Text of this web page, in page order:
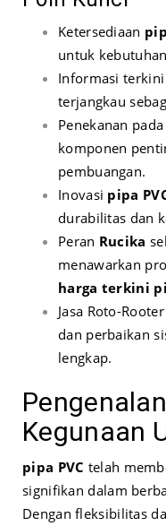
Ketersediaan
untuk
Informasi
terjangkau
Penekanan pada
komponen
pembuangan.
Inovasi pipa
durabilitas dan
Peran Rucika
menawarkan
harga terkini
Jasa Roto-
dan perbaikan
lengkap.
Kegunaan
pipa PVC telah
signifikan dalam
Dengan fleksibilitas